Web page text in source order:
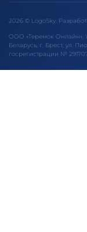
2026 © LogoSky.
ООО «Теремок Онлайн»,
Беларусь, г. Брест, ул.
госрегистрации №